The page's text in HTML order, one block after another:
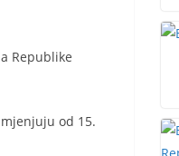
Republike
od 15.